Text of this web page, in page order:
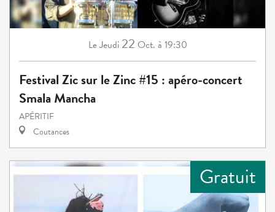
LeJeudi 22 Oct. à 19:30
Festival Zic sur le Zinc #15 : apéro-concert
Smala Mancha
APÉRITIF
Coutances
Gratuit